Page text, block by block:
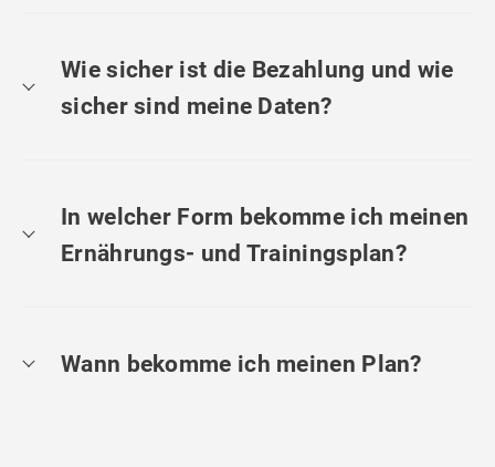
Wie sicher ist die Bezahlung und wie
sicher sind meine Daten?
In welcher Form bekomme ich meinen
Ernährungs- und Trainingsplan?
Wann bekomme ich meinen Plan?